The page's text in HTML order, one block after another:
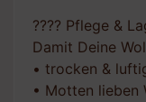
???? Pflege &
Damit Deine
• trocken &
• Motten lieben